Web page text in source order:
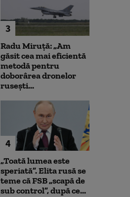
3
Radu Miruță: „Am
găsit cea mai eficientă
metodă pentru
doborârea dronelor
rusești...
4
„Toată lumea este
speriată”. Elita rusă se
teme că FSB „scapă de
sub control”, după ce...